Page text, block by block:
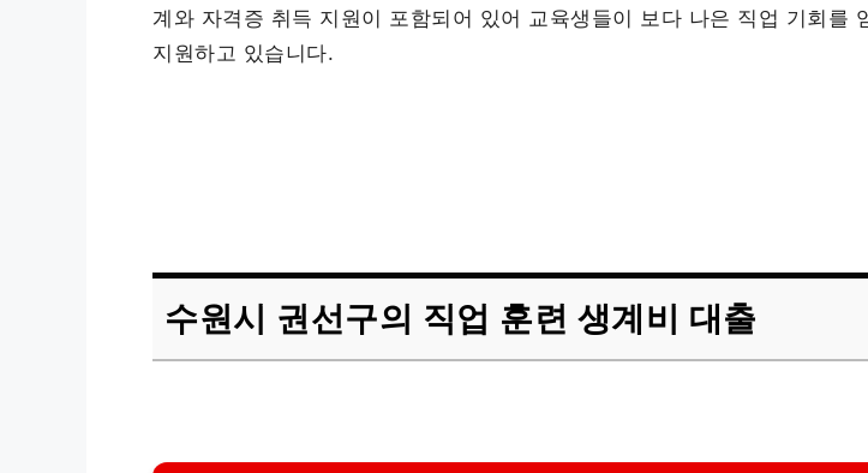
계와 자격증 취득 지원이 포함되어 있어 교육생들이 보다 나은 직업 기회를
지원하고 있습니다.
수원시 권선구의 직업 훈련 생계비 대출